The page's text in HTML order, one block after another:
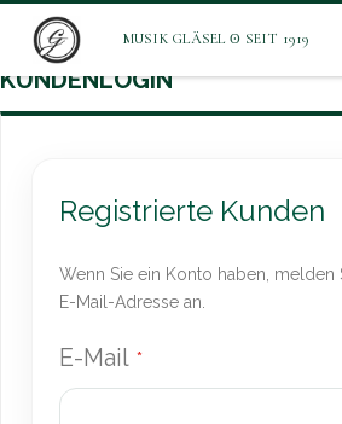
Direkt
zum
KUNDENLOGIN
Registrierte Kunden
Wenn Sie ein Konto haben, melden
E-Mail-Adresse an.
E-Mail